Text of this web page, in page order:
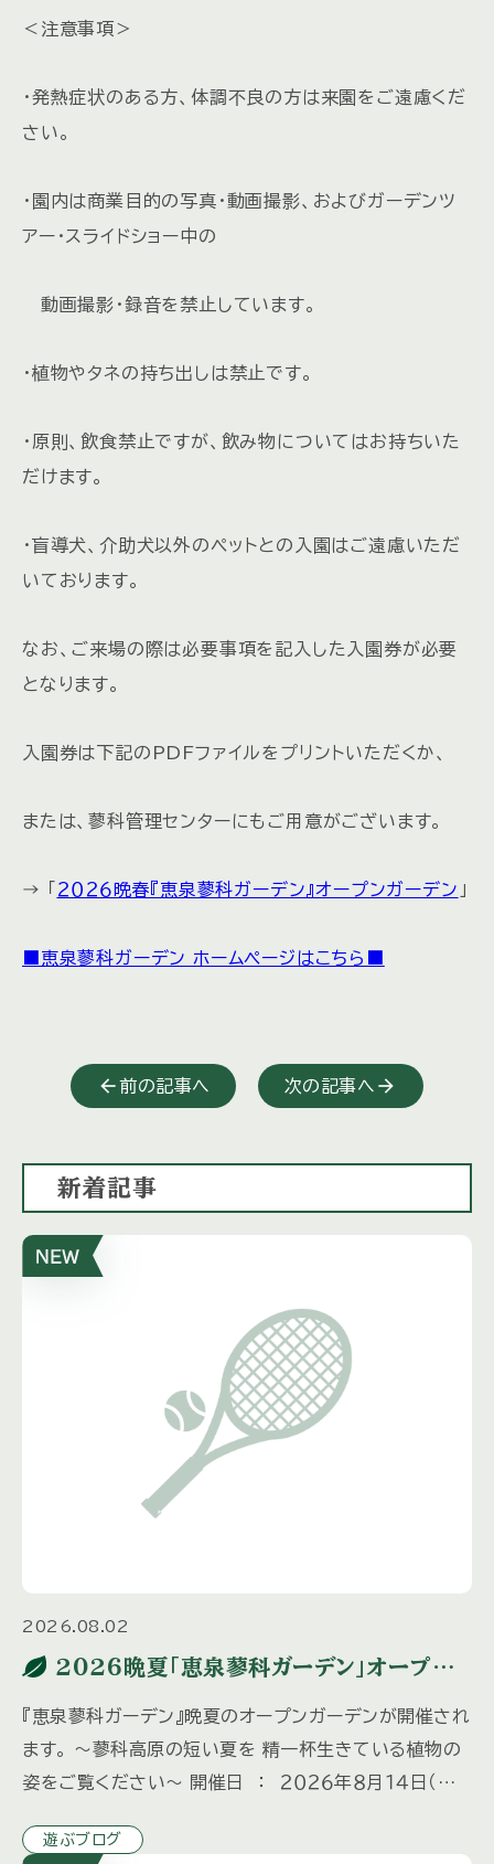
＜注意事項＞
・発熱症状のある方、体調不良の方は来園をご遠慮くだ
さい。
・園内は商業目的の写真・動画撮影、およびガーデンツ
アー・スライドショー中の
動画撮影・録音を禁止しています。
・植物やタネの持ち出しは禁止です。
・原則、飲食禁止ですが、飲み物についてはお持ちいた
だけます。
・盲導犬、介助犬以外のペットとの入園はご遠慮いただ
いております。
なお、ご来場の際は必要事項を記入した入園券が必要
となります。
入園券は下記のPDFファイルをプリントいただくか、
または、蓼科管理センターにもご用意がございます。
→ 「 ２０２６晩春『恵泉蓼科ガーデン』オープンガーデン 」
■恵泉蓼科ガーデン ホームページはこちら■
前の記事へ 次の記事へ
新着記事
2026.08.02
２０２６晩夏「恵泉蓼科ガーデン」オープン
『恵泉蓼科ガーデン』晩夏のオープンガーデンが開催され
ます。 ～蓼科高原の短い夏を 精一杯生きている植物の
姿をご覧ください～ 開催日 ： ２０２６年８月１４日（金）
遊ぶブログ